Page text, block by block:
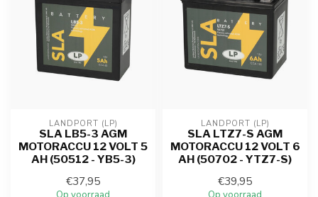
LANDPORT (LP)
SLA LB5-3 AGM
MOTORACCU 12 VOLT 5
AH (50512 - YB5-3)
€37,95
LANDPORT (LP)
SLA LTZ7-S AGM
MOTORACCU 12 VOLT 6
AH (50702 - YTZ7-S)
€39,95